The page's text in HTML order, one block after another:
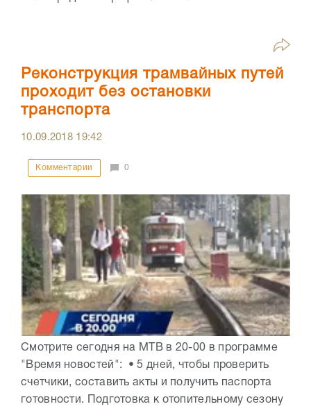
Реконструкция трамвайных путей
проходит без остановки
транспорта
10.09.2018 19:42
Комментарии 0
Смотрите сегодня на МТВ в 20-00 в программе
"Время новостей": • 5 дней, чтобы проверить
счетчики, составить акты и получить паспорта
готовности. Подготовка к отопительному сезону